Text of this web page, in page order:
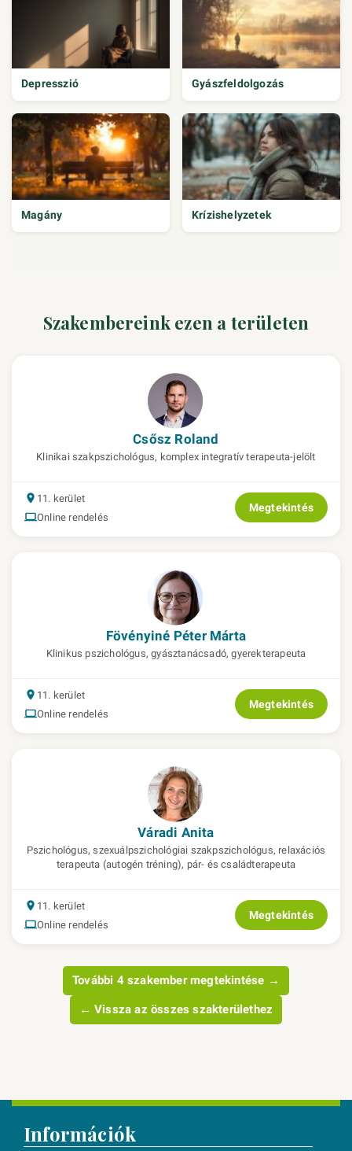
Depresszió Gyászfeldolgozás
Magány Krízishelyzetek
Szakembereink ezen a területen
Csősz Roland
Klinikai szakpszichológus, komplex integratív terapeuta-jelölt
11. kerület
Online rendelés
Megtekintés
Fövényiné Péter Márta
Klinikus pszichológus, gyásztanácsadó, gyerekterapeuta
11. kerület
Online rendelés
Megtekintés
Váradi Anita
Pszichológus, szexuálpszichológiai szakpszichológus, relaxációs
terapeuta (autogén tréning), pár- és családterapeuta
11. kerület
Online rendelés
Megtekintés
További 4 szakember megtekintése →
← Vissza az összes szakterülethez
Információk